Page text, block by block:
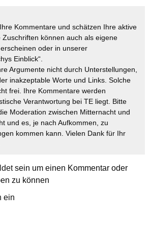
Kommentare und schätzen Ihre aktive
Zuschriften können auch als eigene
oder in unserer
Einblick“.
Argumente nicht durch Unterstellungen,
inakzeptable Worte und Links. Solche
frei. Ihre Kommentare werden
Verantwortung bei TE liegt. Bitte
Moderation zwischen Mitternacht und
und es, je nach Aufkommen, zu
kommen kann. Vielen Dank für Ihr
sein um einen Kommentar oder
zu können
ein